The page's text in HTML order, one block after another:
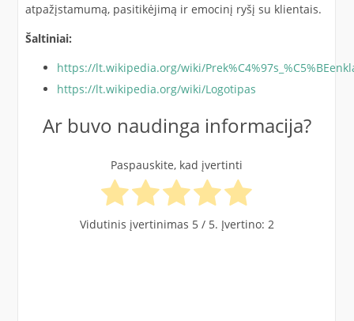
atpažįstamumą, pasitikėjimą ir emocinį ryšį su klientais.
Šaltiniai:
https://lt.wikipedia.org/wiki/
https://lt.wikipedia.org/wiki/Logotipas
Ar buvo naudinga informacija?
Paspauskite, kad įvertinti
Vidutinis įvertinimas 5/ 5. Įvertino: 2